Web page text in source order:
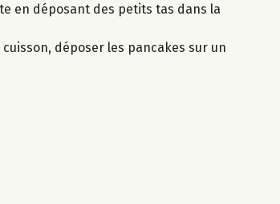
en déposant des petits tas dans la
déposer les pancakes sur un